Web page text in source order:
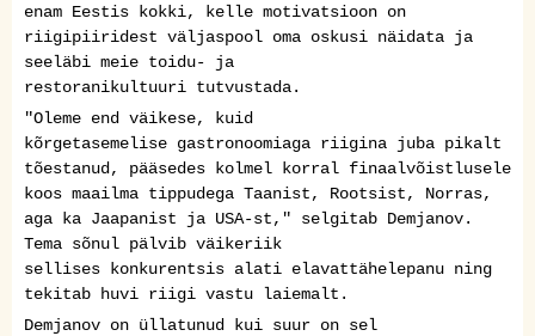
enam Eestis kokki, kelle motivatsioon on
riigipiiridest väljaspool oma oskusi näidata ja
seeläbi meie toidu- ja
restoranikultuuri tutvustada.
"Oleme end väikese, kuid
kõrgetasemelise gastronoomiaga riigina juba pikalt
tõestanud, pääsedes kolmel korral finaalvõistlusele
koos maailma tippudega Taanist, Rootsist, Norras,
aga ka Jaapanist ja USA-st,"
selgitab Demjanov.
Tema sõnul pälvib väikeriik
sellises konkurentsis alati elavattähelepanu ning
tekitab huvi riigi vastu laiemalt.
Demjanov on üllatunud kui suur on sel